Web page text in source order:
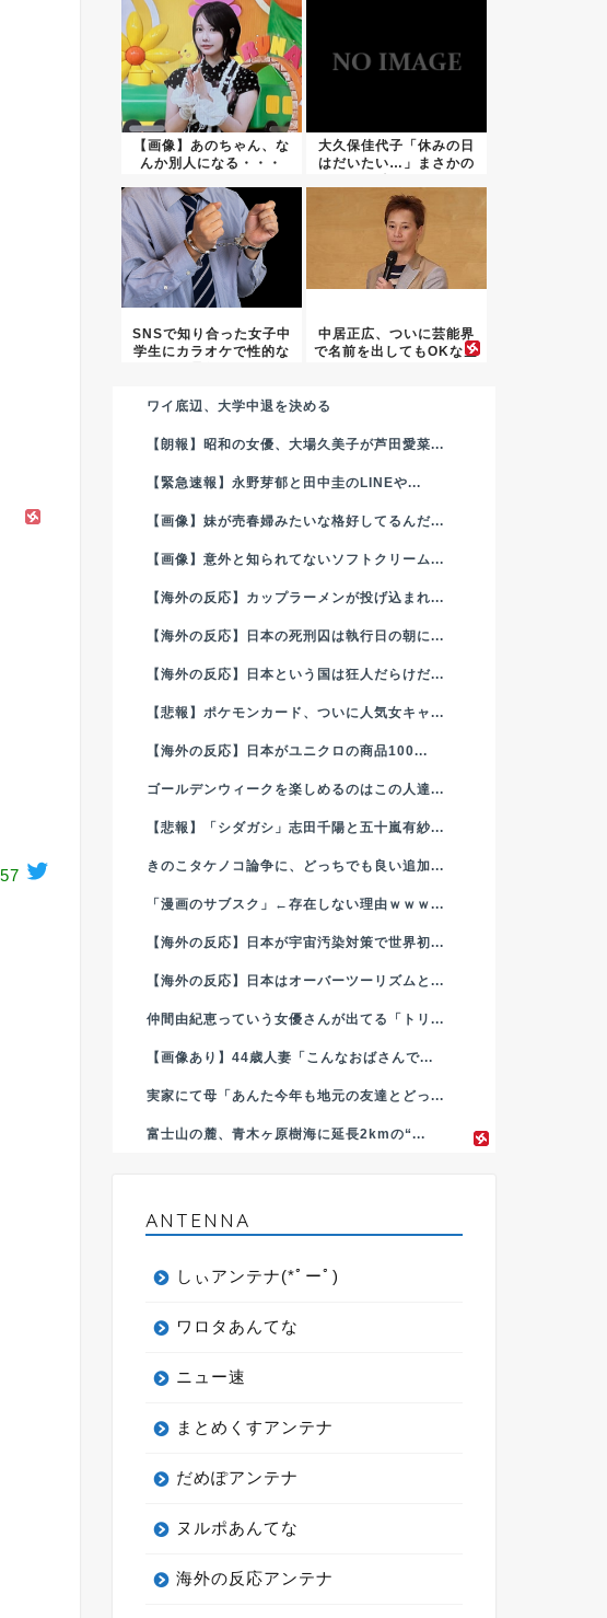
【画像】あのちゃん、な
んか別人になる・・・
大久保佳代子「休みの日
はだいたい…」まさかの
SNSで知り合った女子中
学生にカラオケで性的な
中居正広、ついに芸能界
で名前を出してもOKな空
ワイ底辺、大学中退を決める
【朗報】昭和の女優、大場久美子が芦田愛菜...
【緊急速報】永野芽郁と田中圭のLINEや...
【画像】妹が売春婦みたいな格好してるんだ...
【画像】意外と知られてないソフトクリーム...
【海外の反応】カップラーメンが投げ込まれ...
【海外の反応】日本の死刑囚は執行日の朝に...
【海外の反応】日本という国は狂人だらけだ...
【悲報】ポケモンカード、ついに人気女キャ...
【海外の反応】日本がユニクロの商品100...
ゴールデンウィークを楽しめるのはこの人達...
【悲報】「シダガシ」志田千陽と五十嵐有紗...
きのこタケノコ論争に、どっちでも良い追加...
「漫画のサブスク」←存在しない理由ｗｗｗ...
【海外の反応】日本が宇宙汚染対策で世界初...
【海外の反応】日本はオーバーツーリズムと...
仲間由紀恵っていう女優さんが出てる「トリ...
【画像あり】44歳人妻「こんなおばさんで...
実家にて母「あんた今年も地元の友達とどっ...
富士山の麓、青木ヶ原樹海に延長2kmの“...
ANTENNA
しぃアンテナ(*ﾟーﾟ)
ワロタあんてな
ニュー速
まとめくすアンテナ
だめぽアンテナ
ヌルポあんてな
海外の反応アンテナ